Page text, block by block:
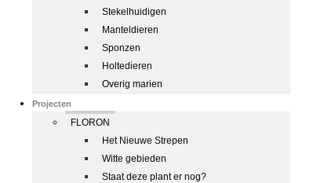
Stekelhuidigen
Manteldieren
Sponzen
Holtedieren
Overig marien
Projecten
FLORON
Het Nieuwe Strepen
Witte gebieden
Staat deze plant er nog?